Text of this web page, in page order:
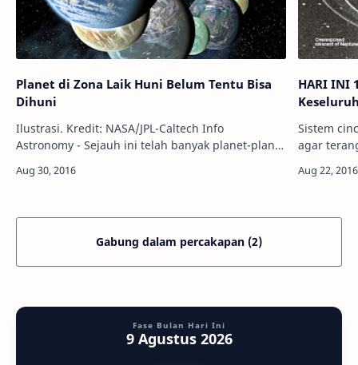
Planet di Zona Laik Huni Belum Tentu Bisa
Dihuni
Ilustrasi. Kredit: NASA/JPL-Caltech Info
Astronomy - Sejauh ini telah banyak planet-planet
pada zona laik huni (Goldilocks Zone…
HARI INI
Sistem
agar
tepat 27
Gabung dalam percakapan (2)
Fase Bulan Hari Ini
9 Agustus 2026